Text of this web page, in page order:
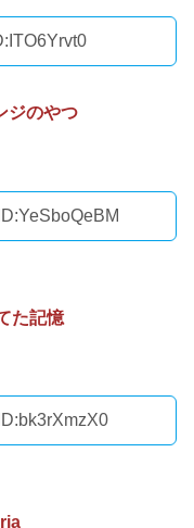
ジのやつ
ID:YeSboQeBM
た記憶
ID:bk3rXmzX0